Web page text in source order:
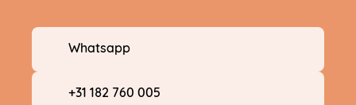
Whatsapp
+31 182 760 005